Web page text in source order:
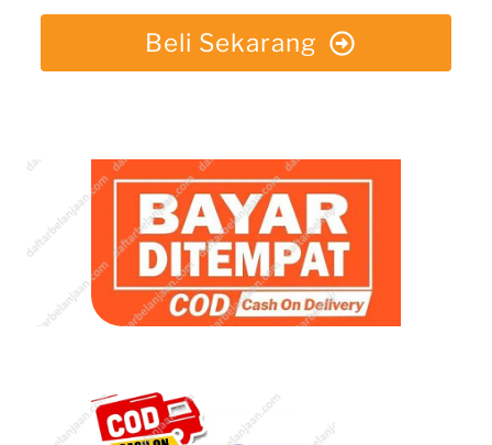
Beli Sekarang